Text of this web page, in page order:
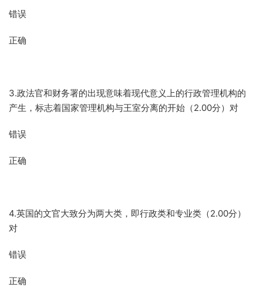
错误
正确
3.政法官和财务署的出现意味着现代意义上的行政管理机构的
产生，标志着国家管理机构与王室分离的开始（2.00分）对
错误
正确
4.英国的文官大致分为两大类，即行政类和专业类（2.00分）
对
错误
正确